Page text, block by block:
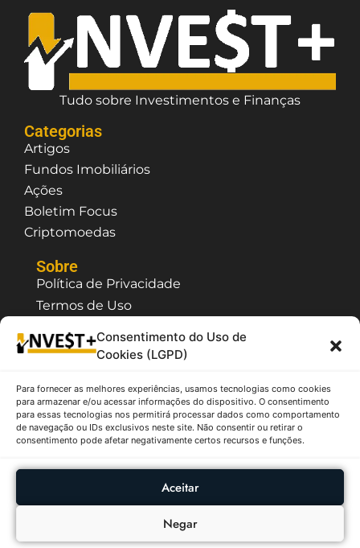
Consentimento do Uso de
Cookies (LGPD)
Para fornecer as melhores experiências, usamos tecnologias como cookies
para armazenar e/ou acessar informações do dispositivo. O consentimento
para essas tecnologias nos permitirá processar dados como comportamento
de navegação ou IDs exclusivos neste site. Não consentir ou retirar o
consentimento pode afetar negativamente certos recursos e funções.
Aceitar
Negar
Tudo sobre Investimentos e Finanças
Categorias
Artigos
Fundos Imobiliários
Ações
Boletim Focus
Criptomoedas
Sobre
Política de Privacidade
Termos de Uso
Quem Somos
O InvestPlus é um site que possui caráter
meramente informativo e educativo, as
informações citadas não tem o objetivo de fazer
recomendação e/ou sugestão de compra ou venda
decisões tomados a partir das informações aqui
contidas. Todas as informações apresentadas são
provenientes de fontes públicas como B3, CVM,
Tesouro Nacional, etc.
InvestPlus - Copyright ©2026 - Todos os Diretos